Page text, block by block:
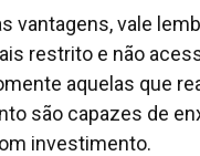
vantagens, vale
restrito e não
aquelas que
são capazes de
investimento.